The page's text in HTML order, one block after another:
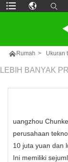
 Rumah > Ukuran
LEBIH BANYAK
uangzhou
perusahaan
10 juta yuan dan
Ini memiliki